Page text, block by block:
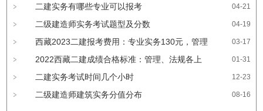
二建实务有哪些专业可以报考 04-21
二级建造师实务考试题型及分数 04-19
西藏2023二建报考费用：专业实务130元，管理
与法规各90元
03-17
2022西藏二建成绩合格标准：管理、法规各上
涨5分 实务上涨2分
01-31
二建实务考试时间几个小时 12-23
二级建造师建筑实务分值分布 08-16